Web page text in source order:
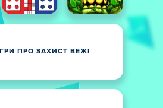
ІГРИ ПРО ЗАХИСТ ВЕЖІ